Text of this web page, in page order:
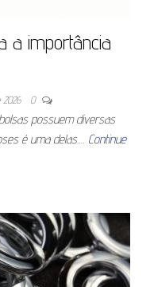
a importância
2026 0
possuem diversas
é uma delas.… Continue